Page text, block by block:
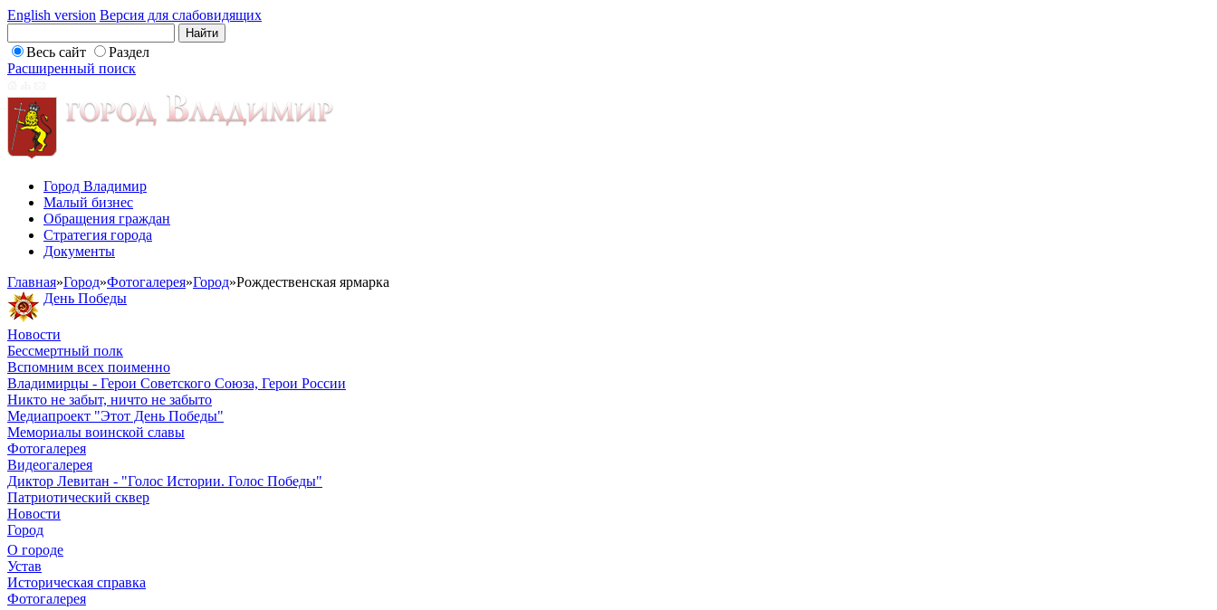
English version Версия для слабовидящих
Весь сайт
Раздел
Расширенный поиск
Город Владимир
Малый бизнес
Обращения граждан
Стратегия города
Документы
Главная»Город»Фотогалерея»Город»Рождественская ярмарка
День Победы
Новости
Бессмертный полк
Вспомним всех поименно
Владимирцы - Герои Советского Союза, Герои России
Никто не забыт, ничто не забыто
Медиапроект "Этот День Победы"
Мемориалы воинской славы
Фотогалерея
Видеогалерея
Диктор Левитан - "Голос Истории. Голос Победы"
Патриотический сквер
Новости
Город
О городе
Устав
Историческая справка
Фотогалерея